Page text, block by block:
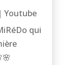
Youtube
qui